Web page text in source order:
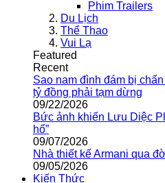
Phim Trailers
Du Lịch
Thể Thao
Vui Lạ
Featured
Recent
Sao nam đình đám bị
tỷ đồng phải tạm dừng
09/22/2026
Bức ảnh khiến Lưu Diệc
hổ”
09/07/2026
Nhà thiết kế Armani qua
09/05/2026
Kiến Thức